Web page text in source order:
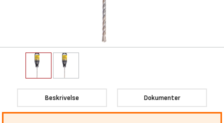
Beskrivelse Dokumenter